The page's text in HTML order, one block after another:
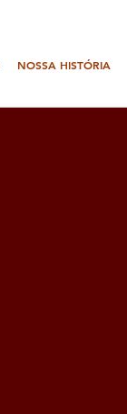
NOSSA HISTÓRIA